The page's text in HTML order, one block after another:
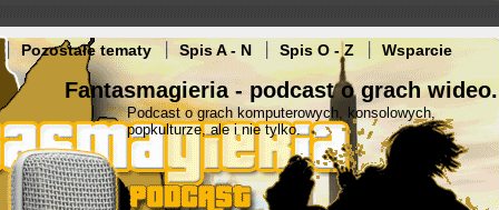
Pozostałe tematy Spis A - N Spis O - Z Wsparcie
Fantasmagieria - podcast o grach wideo.
Podcast o grach komputerowych, konsolowych,
popkulturze, ale i nie tylko.